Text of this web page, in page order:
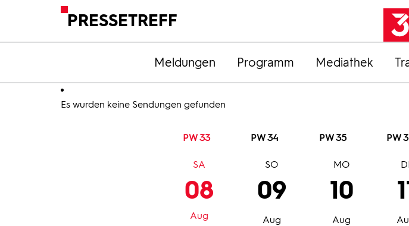
PRESSETREFF
Meldungen Programm Mediathek
Es wurden keine Sendungen gefunden
PW 33 PW 34 PW 35 PW
08
Aug
SA
09
Aug
SO
10
Aug
MO DI